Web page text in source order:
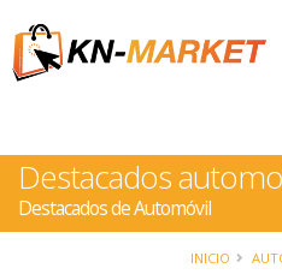
Destacados
Destacados de Automóvil
INICIO